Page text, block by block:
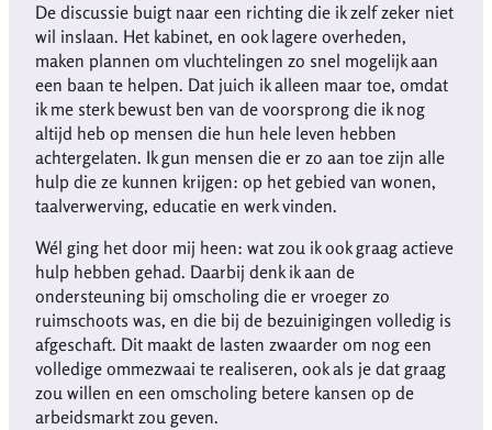
De discussie buigt naar een richting die ik zelf zeker niet
wil inslaan. Het kabinet, en ook lagere overheden,
maken plannen om vluchtelingen zo snel mogelijk aan
een baan te helpen. Dat juich ik alleen maar toe, omdat
ik me sterk bewust ben van de voorsprong die ik nog
altijd heb op mensen die hun hele leven hebben
achtergelaten. Ik gun mensen die er zo aan toe zijn alle
hulp die ze kunnen krijgen: op het gebied van wonen,
taalverwerving, educatie en werk vinden.
Wél ging het door mij heen: wat zou ik ook graag actieve
hulp hebben gehad. Daarbij denk ik aan de
ondersteuning bij omscholing die er vroeger zo
ruimschoots was, en die bij de bezuinigingen volledig is
afgeschaft. Dit maakt de lasten zwaarder om nog een
volledige ommezwaai te realiseren, ook als je dat graag
zou willen en een omscholing betere kansen op de
arbeidsmarkt zou geven.